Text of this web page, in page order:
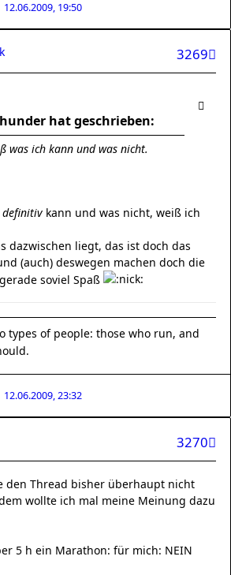
12.06.2009, 19:50
3269
hat geschrieben:
was ich kann und was nicht.
definitiv kann und was nicht, weiß ich
dazwischen liegt, das ist doch das
(auch) deswegen machen doch die
soviel Spaß
types of people: those who run, and
12.06.2009, 23:32
3270
den Thread bisher überhaupt nicht
wollte ich mal meine Meinung dazu
5 h ein Marathon: für mich: NEIN